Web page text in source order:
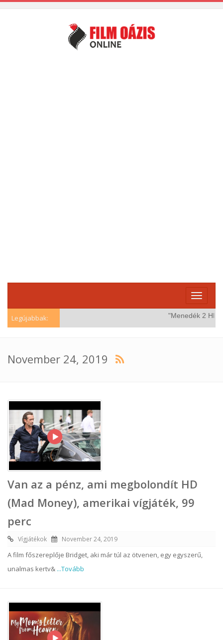
Toggle
Legújabbak: "Menedék 2 HD
November 24, 2019
Van az a pénz, ami megbolondít HD
(Mad Money), amerikai vígjáték, 99
perc
Vígjátékok November 24, 2019
A film főszereplője Bridget, aki már túl az ötvenen, egy egyszerű,
unalmas kertv& ...Tovább